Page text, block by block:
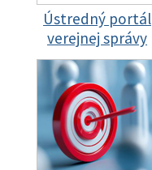
Ústredný portál
verejnej správy